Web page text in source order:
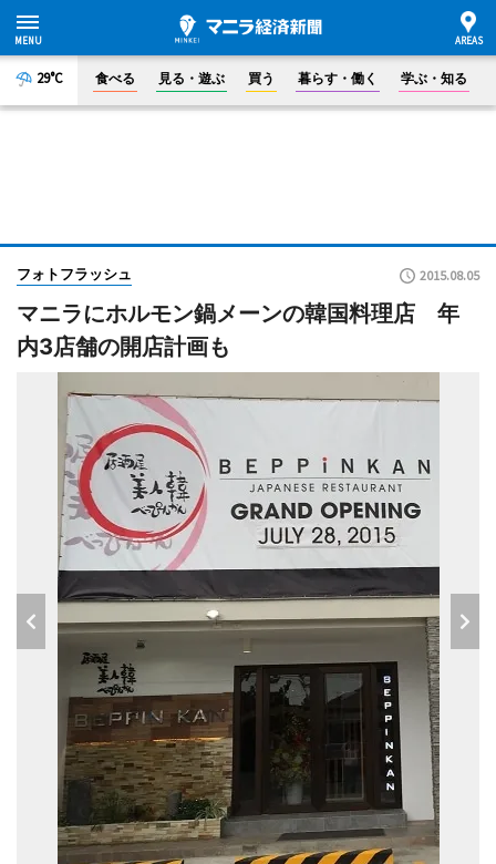
29°C 食べる 見る・遊ぶ 買う 暮らす・働く 学ぶ・知る
フォトフラッシュ 2015.08.05
マニラにホルモン鍋メーンの韓国料理店 年
内3店舗の開店計画も